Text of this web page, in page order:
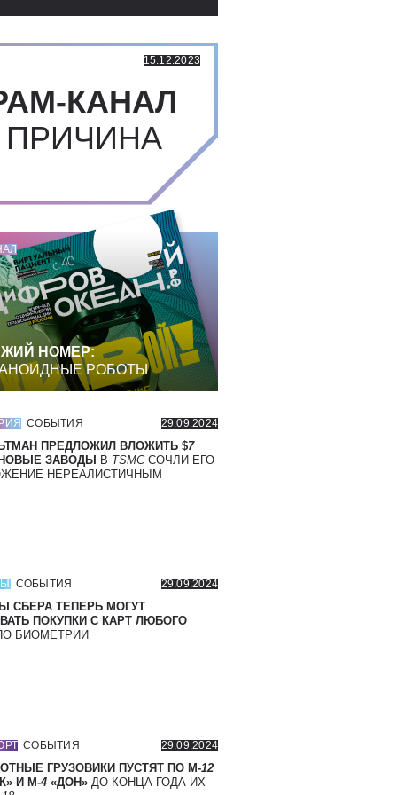
15.12.2023
КАНАЛ
НОМЕР:
РОБОТЫ
СОБЫТИЯ 29.09.2024
ПРЕДЛОЖИЛ ВЛОЖИТЬ $7
ЗАВОДЫ
В TSMC СОЧЛИ ЕГО
НЕРЕАЛИСТИЧНЫМ
СОБЫТИЯ 29.09.2024
СБЕРА ТЕПЕРЬ МОГУТ
ПОКУПКИ С КАРТ ЛЮБОГО
БИОМЕТРИИ
СОБЫТИЯ 29.09.2024
ГРУЗОВИКИ ПУСТЯТ ПО М-12
И М-4 «ДОН» ДО КОНЦА ГОДА ИХ